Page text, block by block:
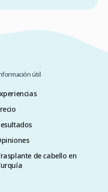
útil
de cabello en